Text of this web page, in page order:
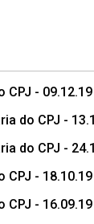
CPJ - 09.12.19
do CPJ -
do CPJ -
CPJ - 18.10.19
CPJ - 16.09.19